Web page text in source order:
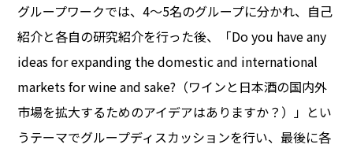
グループワークでは、4〜5名のグループに分かれ、自己
紹介と各自の研究紹介を行った後、「Do you have any
ideas for expanding the domestic and international
markets for wine and sake?（ワインと日本酒の国内外
市場を拡大するためのアイデアはありますか？）」とい
うテーマでグループディスカッションを行い、最後に各